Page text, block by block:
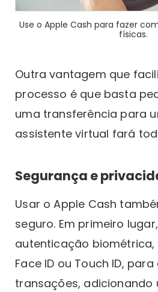
Use o Apple Cash para fazer
físicas.
Outra vantagem que
processo é que basta
uma transferência para
assistente virtual fará
Segurança e
Usar o Apple Cash
seguro. Em primeiro
autenticação biométrica,
Face ID ou Touch ID,
transações, adicionando